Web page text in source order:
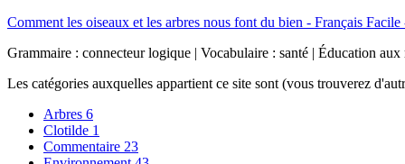
Comment les oiseaux et les arbres nous font du bien - Français
Grammaire : connecteur logique | Vocabulaire : santé | Éducation
Les catégories auxquelles appartient ce site sont (vous trouverez
Arbres 6
Clotilde 1
Commentaire 23